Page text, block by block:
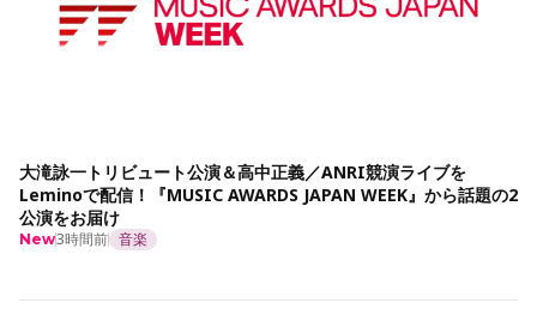
大滝詠一トリビュート公演＆高中正義／ANRI競演ライブを
Leminoで配信！『MUSIC AWARDS JAPAN WEEK』から話題の2
公演をお届け
New3時間前 音楽